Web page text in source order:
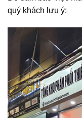
quý khách lưu ý: